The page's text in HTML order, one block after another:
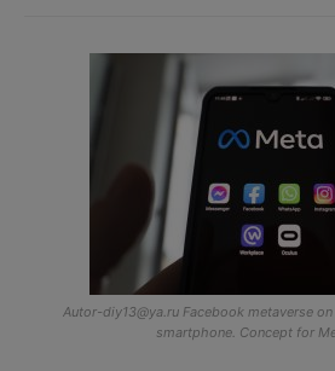
Autor-diy13@ya.ruFacebook metaverse
smartphone. Concept for